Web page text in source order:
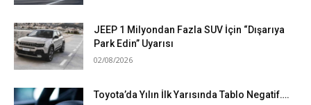
JEEP 1 Milyondan Fazla SUV İçin “Dışarıya
Park Edin” Uyarısı
02/08/2026
Toyota’da Yılın İlk Yarısında Tablo Negatif….